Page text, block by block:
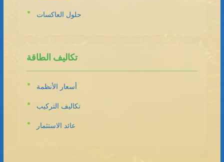
حلول العاكسات
تكاليف الطاقة
أسعار الأنظمة
تكاليف التركيب
عائد الاستثمار